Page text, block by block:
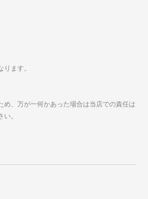
ます。
め、万が一何かあった場合は当店での責任は
い。